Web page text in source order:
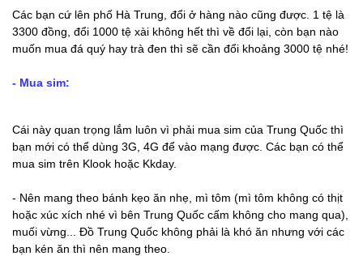
Phượng Hoàng Cổ
Trấn
Ngày 5 : Phượng Hoàng
Hà Nội
Một số lưu ý thêm
Các bạn cứ lên phố Hà Trung, đổi ở hàng nào cũng được. 1 tệ là
3300 đồng, đổi 1000 tệ xài không hết thì về đổi lại, còn bạn nào
muốn mua đá quý hay trà đen thì sẽ cần đổi khoảng 3000 tệ nhé!
- Mua sim:
Cái này quan trọng lắm luôn vì phải mua sim của Trung Quốc thì
bạn mới có thể dùng 3G, 4G để vào mạng được. Các bạn có thể
mua sim trên Klook hoặc Kkday.
- Nên mang theo bánh kẹo ăn nhẹ, mì tôm (mì tôm không có thịt
hoặc xúc xích nhé vì bên Trung Quốc cấm không cho mang qua),
muối vừng... Đồ Trung Quốc không phải là khó ăn nhưng với các
bạn kén ăn thì nên mang theo.